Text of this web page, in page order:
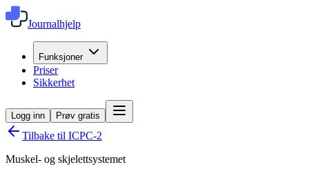
Journalhjelp
Funksjoner
Priser
Sikkerhet
Logg inn Prøv gratis
Tilbake til ICPC-2
Muskel- og skjelettsystemet